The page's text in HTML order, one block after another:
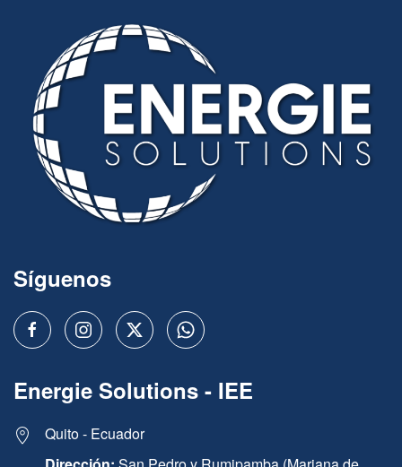
Síguenos
Energie Solutions - IEE
Quito - Ecuador